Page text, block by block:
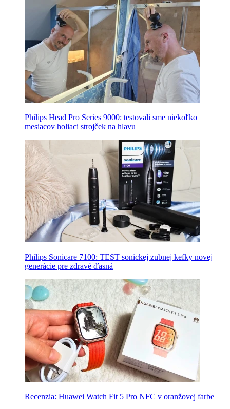
Philips Head Pro Series 9000: testovali sme niekoľko
mesiacov holiaci strojček na hlavu
Philips Sonicare 7100: TEST sonickej zubnej kefky novej
generácie pre zdravé ďasná
Recenzia: Huawei Watch Fit 5 Pro NFC v oranžovej farbe